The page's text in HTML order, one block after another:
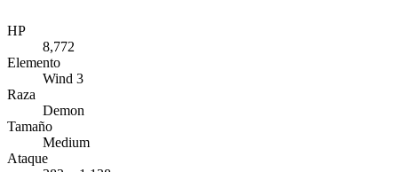
HP
8,772
Elemento
Wind 3
Raza
Demon
Tamaño
Medium
Ataque